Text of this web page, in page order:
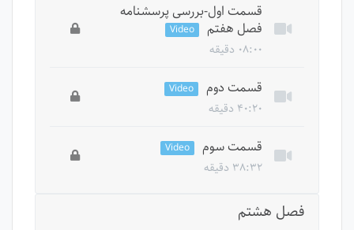
قسمت اول-بررسی پرسشنامه
فصل هفتم
Video
۰۸:۰۰ دقیقه
این درس خصوصی است، برای دسترسی به تمام
درس ها باید دوره را بخرید.
قسمت دوم Video
۴۰:۲۰ دقیقه
این درس خصوصی است، برای دسترسی به تمام
درس ها باید دوره را بخرید.
قسمت سوم Video
۳۸:۳۲ دقیقه
درس ها باید دوره را بخرید.
فصل هشتم